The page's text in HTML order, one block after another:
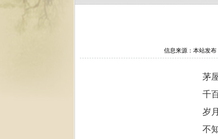
信息来源：本站发
茅
千
岁
不